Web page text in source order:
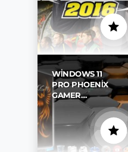
WINDOWS 11
PRO PHOENIX
GAMER…